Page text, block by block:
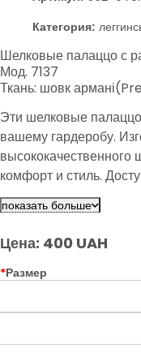
Категория:
Шелковые палаццо с
Мод. 7137
Ткань: шовк
Эти шелковые
вашему гардеробу.
высококачественного
комфорт и стиль.
позволяет легко
одежды. Выбирайте
создания
показать больше
Цена: 400 UAH
*Размер